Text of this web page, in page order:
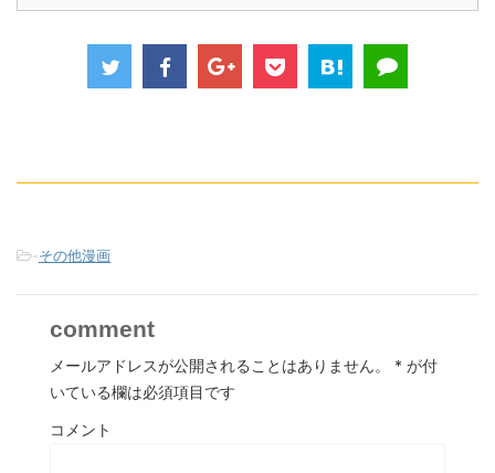
-その他漫画
comment
メールアドレスが公開されることはありません。 * が付
いている欄は必須項目です
コメント